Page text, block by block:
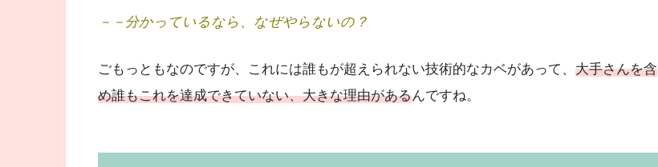
－－分かっているなら、なぜやらないの？
ごもっともなのですが、これには誰もが超えられない技術的なカベがあって、 大手さんを含
め誰もこれを達成できていない、大きな理由があるんですね。